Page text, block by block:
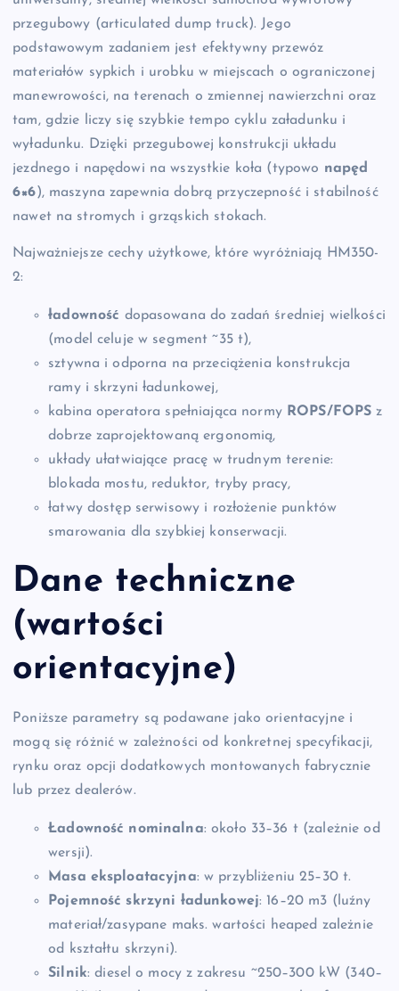
przegubowy (articulated dump truck). Jego
podstawowym zadaniem jest efektywny przewóz
materiałów sypkich i urobku w miejscach o ograniczonej
manewrowości, na terenach o zmiennej nawierzchni oraz
tam, gdzie liczy się szybkie tempo cyklu załadunku i
wyładunku. Dzięki przegubowej konstrukcji układu
jezdnego i napędowi na wszystkie koła (typowo napęd
6×6), maszyna zapewnia dobrą przyczepność i stabilność
nawet na stromych i grząskich stokach.
Najważniejsze cechy użytkowe, które wyróżniają HM350-
2:
ładowność dopasowana do zadań średniej wielkości
(model celuje w segment ~35 t),
sztywna i odporna na przeciążenia konstrukcja
ramy i skrzyni ładunkowej,
kabina operatora spełniająca normy ROPS/FOPS z
dobrze zaprojektowaną ergonomią,
układy ułatwiające pracę w trudnym terenie:
blokada mostu, reduktor, tryby pracy,
łatwy dostęp serwisowy i rozłożenie punktów
smarowania dla szybkiej konserwacji.
Dane techniczne
(wartości
orientacyjne)
Poniższe parametry są podawane jako orientacyjne i
mogą się różnić w zależności od konkretnej specyfikacji,
rynku oraz opcji dodatkowych montowanych fabrycznie
lub przez dealerów.
Ładowność nominalna: około 33–36 t (zależnie od
wersji).
Masa eksploatacyjna: w przybliżeniu 25–30 t.
Pojemność skrzyni ładunkowej: 16–20 m3 (luźny
materiał/zasypane maks. wartości heaped zależnie
od kształtu skrzyni).
Silnik: diesel o mocy z zakresu ~250–300 kW (340–